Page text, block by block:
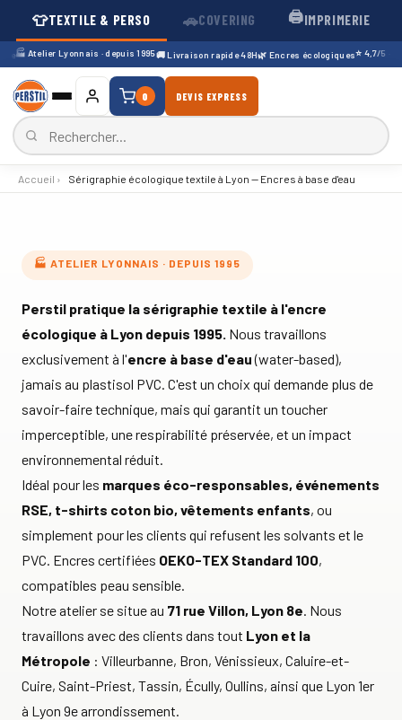
👕TEXTILE & PERSO 🚗COVERING 🖨️IMPRIMERIE
Atelier Lyonnais · depuis 1995 🚚 Livraison rapide 48H🌿 Encres écologiques⭐ 4,7/5 · 196
0 DEVIS EXPRESS
Accueil › Sérigraphie écologique textile à Lyon — Encres à base d'eau
🏭 ATELIER LYONNAIS · DEPUIS 1995
Perstil pratique la sérigraphie textile à l'encre
écologique à Lyon depuis 1995. Nous travaillons
exclusivement à l'encre à base d'eau(water-based),
jamais au plastisol PVC. C'est un choix qui demande plus de
savoir-faire technique, mais qui garantit un toucher
imperceptible, une respirabilité préservée, et un impact
environnemental réduit.
Idéal pour les marques éco-responsables, événements
RSE, t-shirts coton bio, vêtements enfants, ou
simplement pour les clients qui refusent les solvants et le
PVC. Encres certifiées OEKO-TEX Standard 100,
compatibles peau sensible.
Notre atelier se situe au 71 rue Villon, Lyon 8e. Nous
travaillons avec des clients dans tout Lyon et la
Métropole : Villeurbanne, Bron, Vénissieux, Caluire-et-
Cuire, Saint-Priest, Tassin, Écully, Oullins, ainsi que Lyon 1er
à Lyon 9e arrondissement.